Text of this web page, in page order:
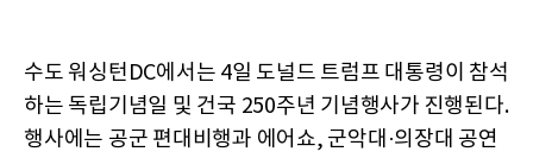
수도 워싱턴DC에서는 4일 도널드 트럼프 대통령이 참석
하는 독립기념일 및 건국 250주년 기념행사가 진행된다.
행사에는 공군 편대비행과 에어쇼, 군악대·의장대 공연